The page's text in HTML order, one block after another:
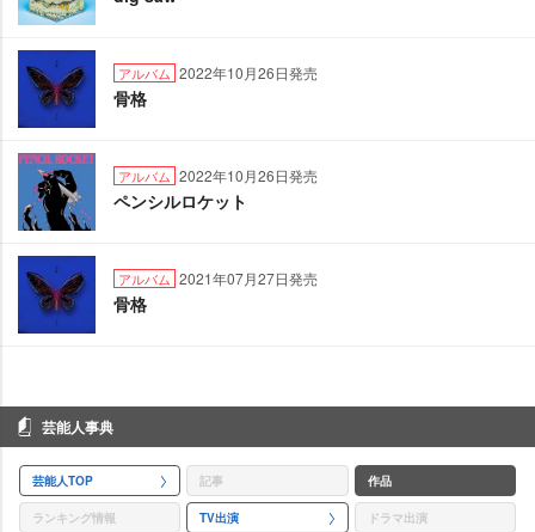
アルバム 2022年10月26日発売
骨格
アルバム 2022年10月26日発売
ペンシルロケット
アルバム 2021年07月27日発売
骨格
芸能人事典
芸能人TOP 記事 作品
ランキング情報 TV出演 ドラマ出演